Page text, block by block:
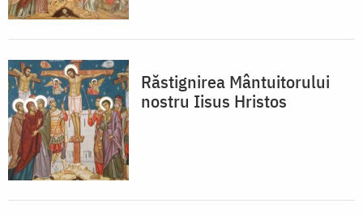
Răstignirea Mântuitorului
nostru Iisus Hristos